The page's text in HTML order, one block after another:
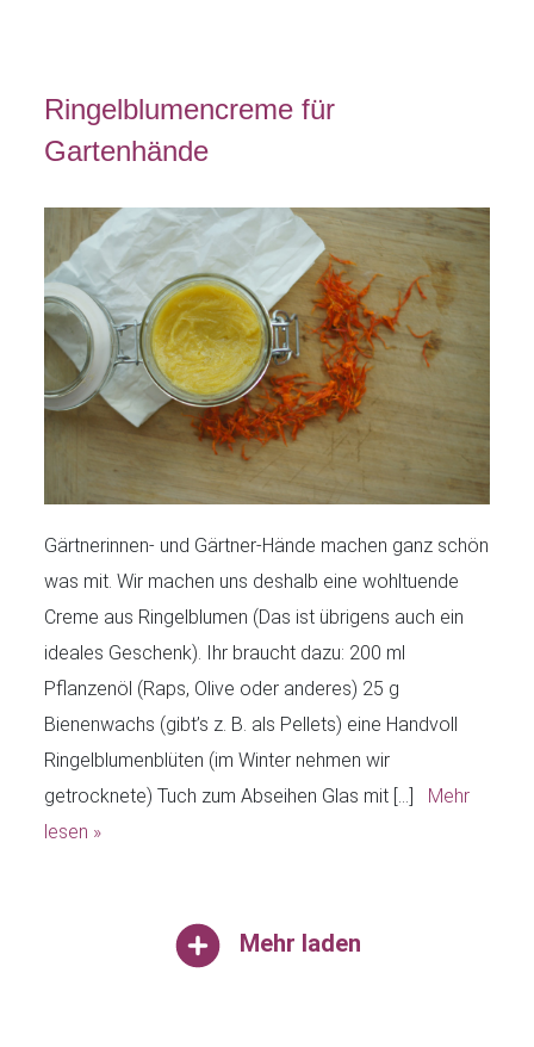
Ringelblumencreme für
Gartenhände
Gärtnerinnen- und Gärtner-Hände machen ganz schön
was mit. Wir machen uns deshalb eine wohltuende
Creme aus Ringelblumen (Das ist übrigens auch ein
ideales Geschenk). Ihr braucht dazu: 200 ml
Pflanzenöl (Raps, Olive oder anderes) 25 g
Bienenwachs (gibt’s z. B. als Pellets) eine Handvoll
Ringelblumenblüten (im Winter nehmen wir
getrocknete) Tuch zum Abseihen Glas mit […] Mehr
lesen »
Mehr laden